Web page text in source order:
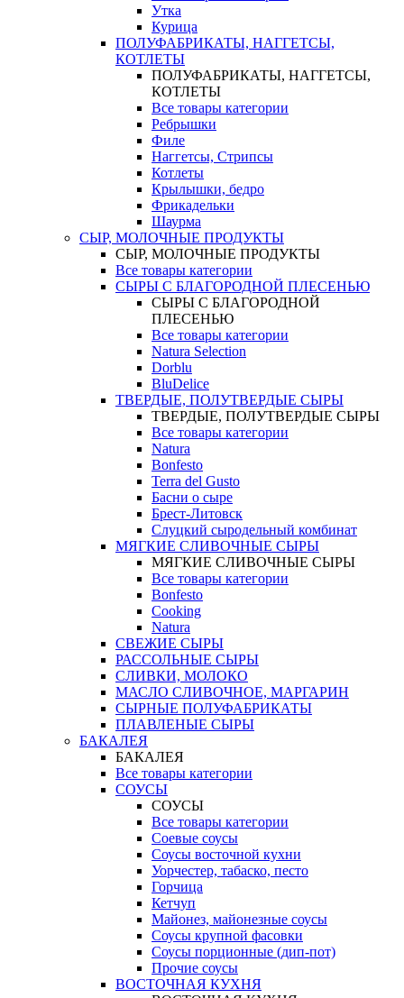
Утка
Курица
ПОЛУФАБРИКАТЫ, НАГГЕТСЫ,
КОТЛЕТЫ
ПОЛУФАБРИКАТЫ, НАГГЕТСЫ,
КОТЛЕТЫ
Все товары категории
Ребрышки
Филе
Наггетсы, Стрипсы
Котлеты
Крылышки, бедро
Фрикадельки
Шаурма
СЫР, МОЛОЧНЫЕ ПРОДУКТЫ
СЫР, МОЛОЧНЫЕ ПРОДУКТЫ
Все товары категории
СЫРЫ С БЛАГОРОДНОЙ ПЛЕСЕНЬЮ
СЫРЫ С БЛАГОРОДНОЙ
ПЛЕСЕНЬЮ
Все товары категории
Natura Selection
Dorblu
BluDelice
ТВЕРДЫЕ, ПОЛУТВЕРДЫЕ СЫРЫ
ТВЕРДЫЕ, ПОЛУТВЕРДЫЕ СЫРЫ
Все товары категории
Natura
Bonfesto
Terra del Gusto
Басни о сыре
Брест-Литовск
Слуцкий сыродельный комбинат
МЯГКИЕ СЛИВОЧНЫЕ СЫРЫ
МЯГКИЕ СЛИВОЧНЫЕ СЫРЫ
Все товары категории
Bonfesto
Cooking
Natura
СВЕЖИЕ СЫРЫ
РАССОЛЬНЫЕ СЫРЫ
СЛИВКИ, МОЛОКО
МАСЛО СЛИВОЧНОЕ, МАРГАРИН
СЫРНЫЕ ПОЛУФАБРИКАТЫ
ПЛАВЛЕНЫЕ СЫРЫ
БАКАЛЕЯ
БАКАЛЕЯ
Все товары категории
СОУСЫ
СОУСЫ
Все товары категории
Соевые соусы
Соусы восточной кухни
Уорчестер, табаско, песто
Горчица
Кетчуп
Майонез, майонезные соусы
Соусы крупной фасовки
Соусы порционные (дип-пот)
Прочие соусы
ВОСТОЧНАЯ КУХНЯ